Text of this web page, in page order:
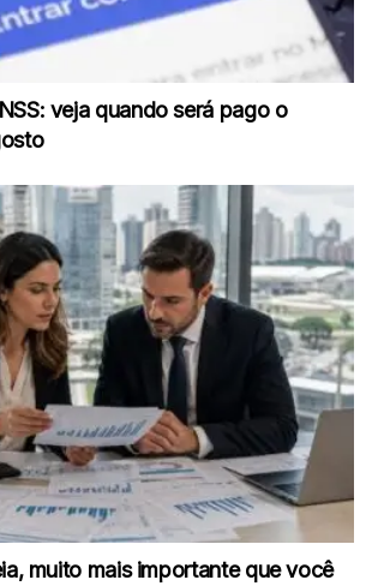
veja quando será pago o
muito mais importante que você